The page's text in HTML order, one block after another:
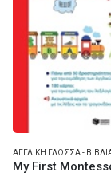
ΑΓΓΛΙΚΉ ΓΛΏΣΣΑ -